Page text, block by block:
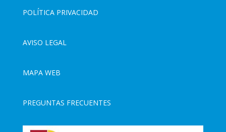
POLÍTICA PRIVACIDAD
AVISO LEGAL
MAPA WEB
PREGUNTAS FRECUENTES